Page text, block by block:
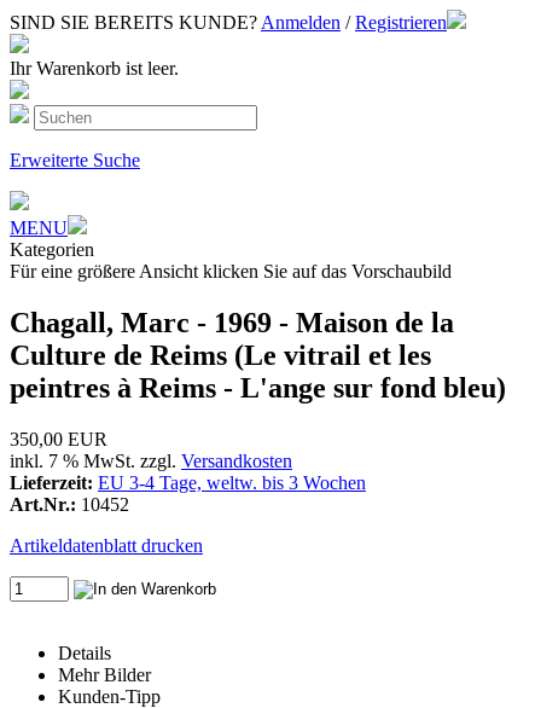
SIND SIE BEREITS KUNDE? Anmelden / Registrieren
Ihr Warenkorb ist leer.
Erweiterte Suche
MENU
Kategorien
Für eine größere Ansicht klicken Sie auf das Vorschaubild
Chagall, Marc - 1969 - Maison de la
Culture de Reims (Le vitrail et les
peintres à Reims - L'ange sur fond bleu)
350,00 EUR
inkl. 7 % MwSt. zzgl. Versandkosten
Lieferzeit: EU 3-4 Tage, weltw. bis 3 Wochen
Art.Nr.: 10452
Artikeldatenblatt drucken
Details
Mehr Bilder
Kunden-Tipp